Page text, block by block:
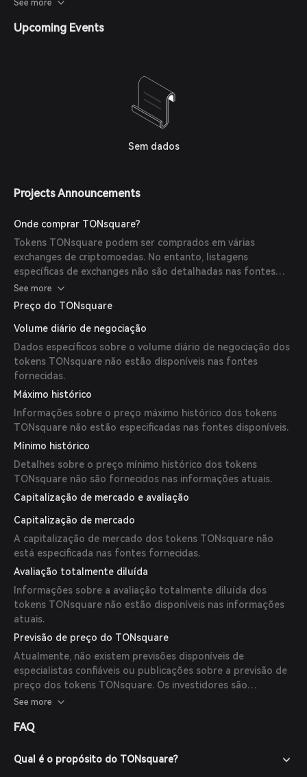
forma justa e eficiente, promovendo uma participação
See more
Upcoming Events
Sem dados
Projects Announcements
Onde comprar TONsquare?
Tokens TONsquare podem ser comprados em várias
exchanges de criptomoedas. No entanto, listagens
específicas de exchanges não são detalhadas nas fontes
fornecidas. Recomenda-se que os usuários verifiquem as
principais exchanges para disponibilidade.
See more
Preço do TONsquare
Volume diário de negociação
Dados específicos sobre o volume diário de negociação dos
tokens TONsquare não estão disponíveis nas fontes
fornecidas.
Máximo histórico
Informações sobre o preço máximo histórico dos tokens
TONsquare não estão especificadas nas fontes disponíveis.
Mínimo histórico
Detalhes sobre o preço mínimo histórico dos tokens
TONsquare não são fornecidos nas informações atuais.
Capitalização de mercado e avaliação
Capitalização de mercado
A capitalização de mercado dos tokens TONsquare não
está especificada nas fontes fornecidas.
Avaliação totalmente diluída
Informações sobre a avaliação totalmente diluída dos
tokens TONsquare não estão disponíveis nas informações
atuais.
Previsão de preço do TONsquare
Atualmente, não existem previsões disponíveis de
especialistas confiáveis ou publicações sobre a previsão de
preço dos tokens TONsquare. Os investidores são
encorajados a realizar suas próprias pesquisas e considerar
investimento.
See more
FAQ
Qual é o propósito do TONsquare?